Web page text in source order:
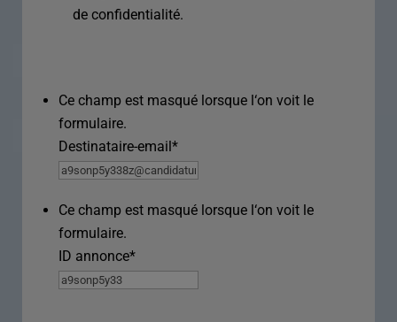
de confidentialité.
Ce champ est masqué lorsque l‘on voit le
formulaire.
Destinataire-email*
Ce champ est masqué lorsque l‘on voit le
formulaire.
ID annonce*